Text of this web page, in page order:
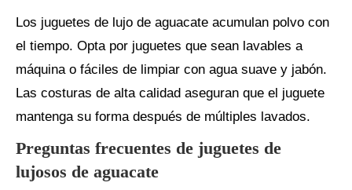
Los juguetes de lujo de aguacate acumulan polvo con
el tiempo. Opta por juguetes que sean lavables a
máquina o fáciles de limpiar con agua suave y jabón.
Las costuras de alta calidad aseguran que el juguete
mantenga su forma después de múltiples lavados.
Preguntas frecuentes de juguetes de
lujosos de aguacate